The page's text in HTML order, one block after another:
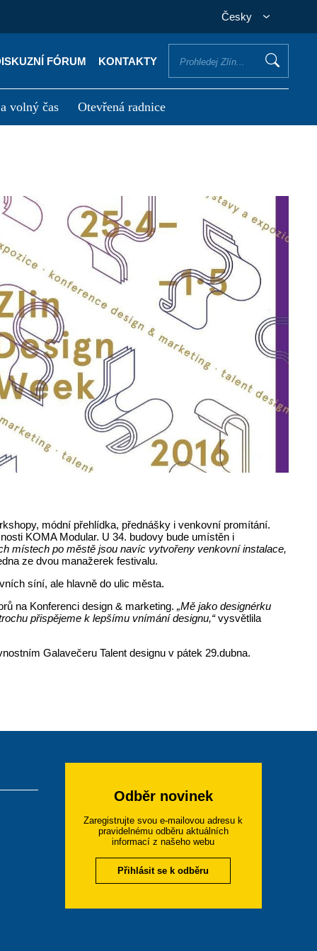
Česky
FÓRUM KONTAKTY
volný čas Otevřená radnice
módní přehlídka, přednášky i venkovní promítání.
KOMA Modular. U 34. budovy bude umístěn i
místech po městě jsou navíc vytvořeny venkovní instalace,
ze dvou manažerek festivalu.
síní, ale hlavně do ulic města.
na Konferenci design & marketing.„Mě jako designérku
přispějeme k lepšímu vnímání designu,“vysvětlila
Galavečeru Talent designu v pátek 29.dubna.
Odběr novinek
Zaregistrujte svou e-mailovou adresu k
pravidelnému odběru aktuálních
informací z našeho webu
Přihlásit se k odběru